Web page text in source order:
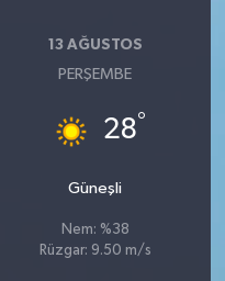
13 AĞUSTOS
PERŞEMBE
28°
Güneşli
Nem: %38
Rüzgar: 9.50 m/s